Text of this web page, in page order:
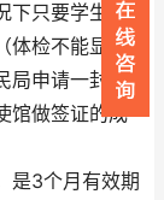
只要学生审
体检不能显示
局申请一封反
馆做签证的成
3个月有效期